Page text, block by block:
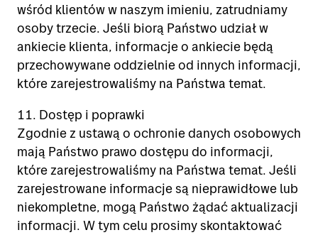
wśród klientów w naszym imieniu, zatrudniamy
osoby trzecie. Jeśli biorą Państwo udział w
ankiecie klienta, informacje o ankiecie będą
przechowywane oddzielnie od innych informacji,
które zarejestrowaliśmy na Państwa temat.
11. Dostęp i poprawki
Zgodnie z ustawą o ochronie danych osobowych
mają Państwo prawo dostępu do informacji,
które zarejestrowaliśmy na Państwa temat. Jeśli
zarejestrowane informacje są nieprawidłowe lub
niekompletne, mogą Państwo żądać aktualizacji
informacji. W tym celu prosimy skontaktować